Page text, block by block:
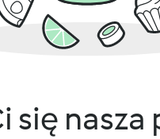
się